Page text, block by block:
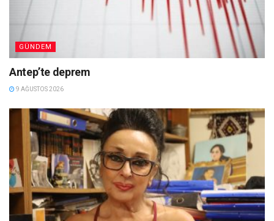
GÜNDEM
Antep’te deprem
9 AĞUSTOS 2026